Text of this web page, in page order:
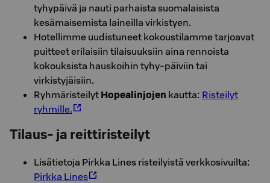
tyhypäivä ja nauti parhaista suomalaisista
kesämaisemista laineilla virkistyen.
Hotellimme uudistuneet kokoustilamme tarjoavat
puitteet erilaisiin tilaisuuksiin aina rennoista
kokouksista hauskoihin tyhy-päiviin tai
virkistyjäisiin.
Ryhmäristeilyt Hopealinjojen kautta: Risteilyt
ryhmille.
Tilaus- ja reittiristeilyt
Lisätietoja Pirkka Lines risteilyistä verkkosivuilta:
Pirkka Lines